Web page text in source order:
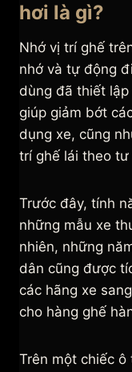
hơi là gì?
Nhớ vị trí ghế
nhớ và tự động
dùng đã thiết
giúp giảm bớt
dụng xe, cũng
trí ghế lái theo
Trước đây, tính
những mẫu xe
nhiên, những
dân cũng được
các hãng xe
cho hàng ghế
Trên một chiếc